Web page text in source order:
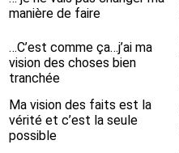
manière de faire
…C’est comme ça…j’ai ma
vision des choses bien
tranchée
Ma vision des faits est la
vérité et c’est la seule
possible